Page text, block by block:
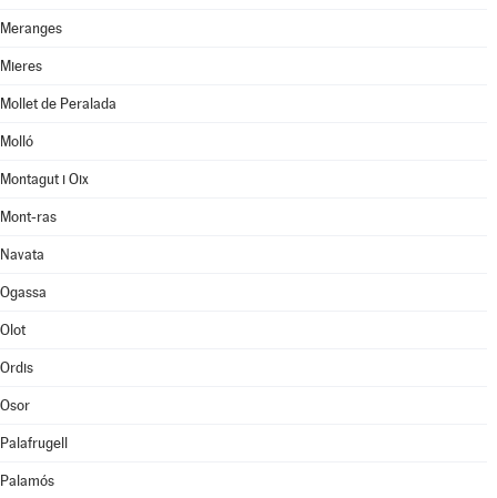
Meranges
Mieres
Mollet de Peralada
Molló
Montagut i Oix
Mont-ras
Navata
Ogassa
Olot
Ordis
Osor
Palafrugell
Palamós